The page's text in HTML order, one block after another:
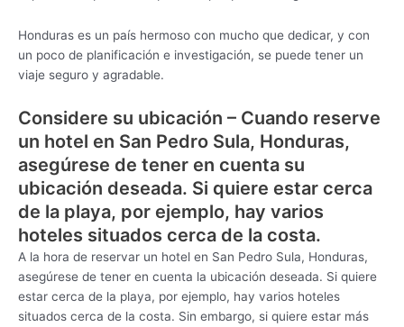
Honduras es un país hermoso con mucho que dedicar, y con
un poco de planificación e investigación, se puede tener un
viaje seguro y agradable.
Considere su ubicación – Cuando reserve
un hotel en San Pedro Sula, Honduras,
asegúrese de tener en cuenta su
ubicación deseada. Si quiere estar cerca
de la playa, por ejemplo, hay varios
hoteles situados cerca de la costa.
A la hora de reservar un hotel en San Pedro Sula, Honduras,
asegúrese de tener en cuenta la ubicación deseada. Si quiere
estar cerca de la playa, por ejemplo, hay varios hoteles
situados cerca de la costa. Sin embargo, si quiere estar más